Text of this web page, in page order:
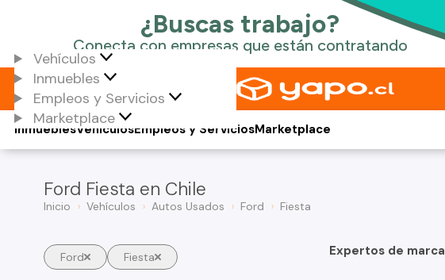
Vehículos
Inmuebles
Empleos y Servicios
Marketplace
Vehículos
Inmuebles Empleos y ServiciosMarketplace
Ford Fiesta en Chile
Inicio Vehículos Autos Usados Ford Fiesta
Ford Fiesta Expertos de marca